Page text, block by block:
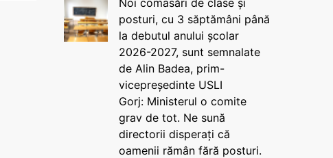
Noi comasări de clase și
posturi, cu 3 săptămâni până
la debutul anului școlar
2026-2027, sunt semnalate
de Alin Badea, prim-
vicepreședinte USLI
Gorj: Ministerul o comite
grav de tot. Ne sună
directorii disperați că
oamenii rămân fără posturi.